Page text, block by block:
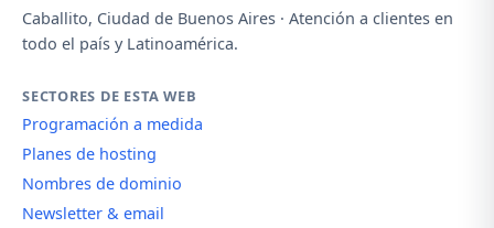
Caballito, Ciudad de Buenos Aires · Atención a clientes en
todo el país y Latinoamérica.
SECTORES DE ESTA WEB
Programación a medida
Planes de hosting
Nombres de dominio
Newsletter & email